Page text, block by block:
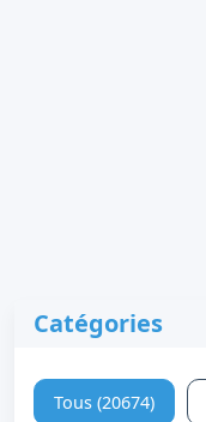
Catégories
Tous (20674)